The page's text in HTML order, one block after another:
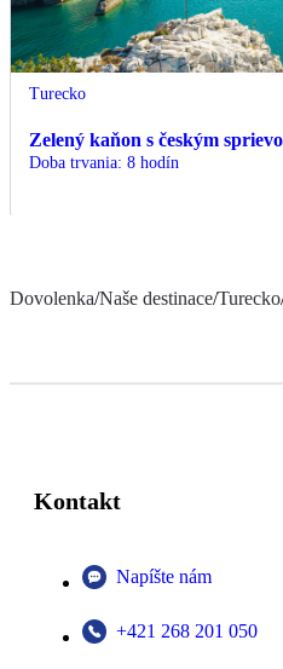
Turecko
Zelený kaňon s českým
Doba trvania: 8 hodín
Dovolenka/Naše destinace/Turecko
Kontakt
Napíšte nám
+421 268 201 050